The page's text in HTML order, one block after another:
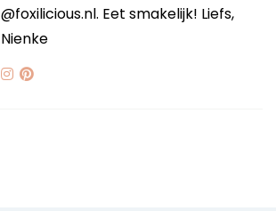
@foxilicious.nl. Eet smakelijk! Liefs,
Nienke